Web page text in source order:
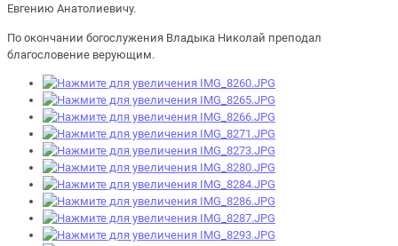
Евгению Анатолиевичу.
По окончании богослужения Владыка Николай преподал
благословение верующим.